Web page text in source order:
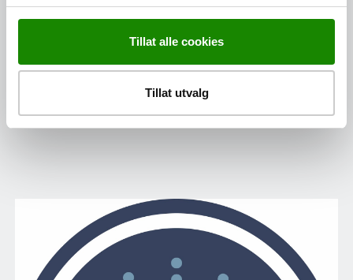
Tillat alle cookies
Tillat utvalg